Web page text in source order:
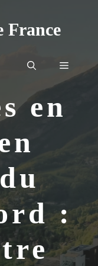
France
Menu
en
: